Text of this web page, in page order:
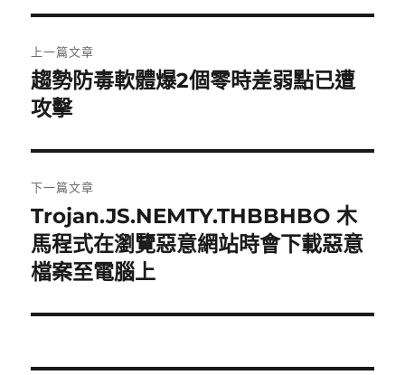
章
導
覽
上一篇文章
上
一
文
章:
趨勢防毒軟體爆2個零時差弱點已遭
攻擊
下一篇文章
下
一
篇
章:
Trojan.JS.NEMTY.THBBHBO 木
馬程式在瀏覽惡意網站時會下載惡意
檔案至電腦上